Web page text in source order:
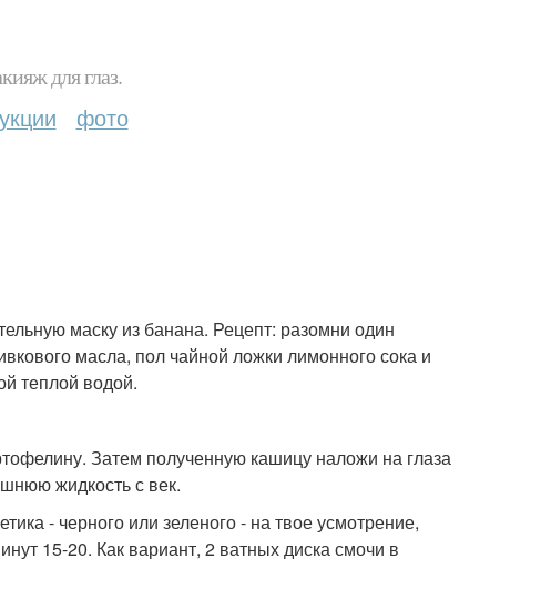
для глаз.
фото
маску из банана. Рецепт: разомни один
масла, пол чайной ложки лимонного сока и
теплой водой.
Затем полученную кашицу наложи на глаза
жидкость с век.
- черного или зеленого - на твое усмотрение,
15-20. Как вариант, 2 ватных диска смочи в